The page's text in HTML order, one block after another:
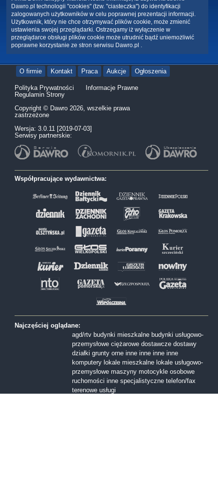
Dawro.pl technologii "cookies" (tzw. "ciasteczka") do identyfikacji
zalogowanych użytkowników w celu poprawnej prezentacji informacji.
Użytkownik, który nie chce otrzymywać plików cookie, może zmienić
ustawienia swojej przeglądarki. Ostrzegamy iż wyłączenie w
przeglądarce obsługi plików cookie może utrudnić bądź uniemożliwić
poprawne korzystanie ze stron serwisu Dawro.pl .
O firmie Kontakt Praca Aukcje Ogłoszenia
Polityka Prywatności
Informacje Prawne
Regulamin Strony
Copyright © Dawro 2026, wszelkie prawa
zastrzeżone
Wersja: 3.0.11 [2019-07-03]
Serwisy partnerskie:
Współpracujące wydawnictwa:
Najczęściej oglądane:
agd/rtv budynki mieszkalne budynki usługowo-
przemysłowe ciężarowe dostawcze dostawy
działki grunty orne inne inne inne inne
komputery lokale mieszkalne lokale usługowo-
przemysłowe maszyny motocykle osobowe
ruchomości inne specjalistyczne telefon/fax
terenowe usługi